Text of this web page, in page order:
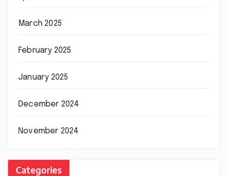
March 2025
February 2025
January 2025
December 2024
November 2024
Categories